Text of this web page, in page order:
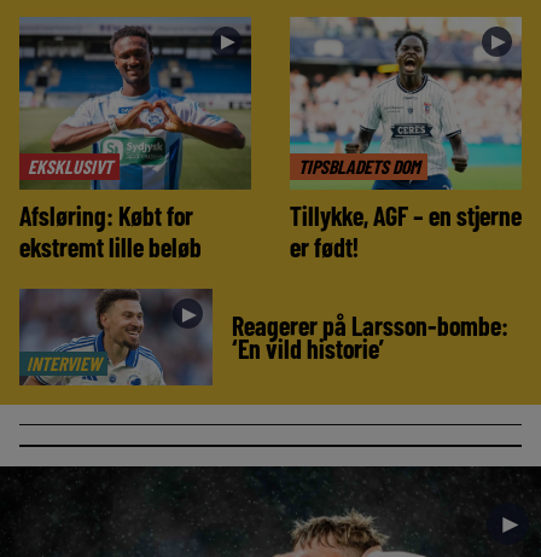
EKSKLUSIVT
►
Afsløring: Købt for
ekstremt lille beløb
TIPSBLADETS DOM
►
Tillykke, AGF – en stjerne
er født!
INTERVIEW
► Reagerer på Larsson-bombe:
‘En vild historie’
►